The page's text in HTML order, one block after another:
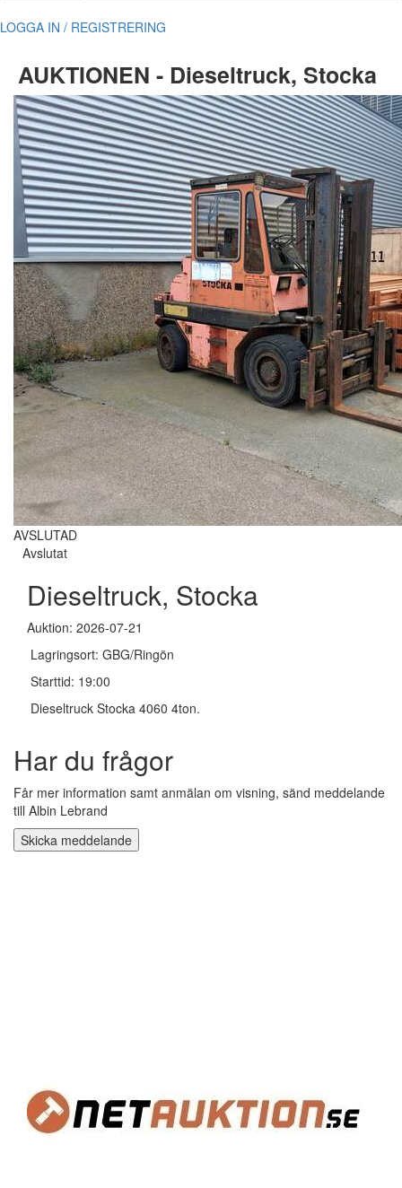
LOGGA IN / REGISTRERING
AUKTIONEN - Dieseltruck, Stocka
AVSLUTAD
Avslutat
Dieseltruck, Stocka
Auktion: 2026-07-21
Lagringsort: GBG/Ringön
Starttid: 19:00
Dieseltruck Stocka 4060 4ton.
Har du frågor
Får mer information samt anmälan om visning, sänd meddelande
till Albin Lebrand
Skicka meddelande